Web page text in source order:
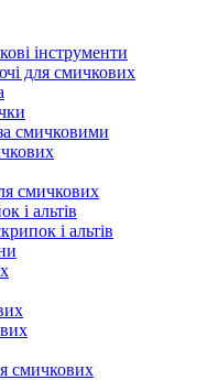
інструменти
для смичкових
смичковими
смичкових
і альтів
і альтів
смичкових